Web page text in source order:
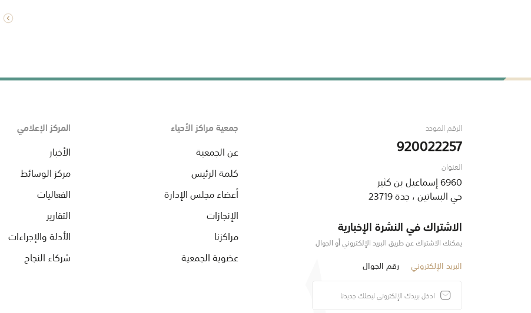
الرقم الموحد
920022257
العنوان
6960 إسماعيل بن كثير
حي البساتين ، جدة 23719
الاشتراك في النشرة الإخبارية
يمكنك الاشتراك عن طريق البريد الإلكتروني أو الجوال
البريد الإلكتروني رقم الجوال
جمعية مراكز الأحياء
عن الجمعية
كلمة الرئيس
أعضاء مجلس الإدارة
الإنجازات
مراكزنا
عضوية الجمعية
المركز الإعلامي
الأخبار
مركز الوسائط
الفعاليات
التقارير
الأدلة والإجراءات
شركاء النجاح